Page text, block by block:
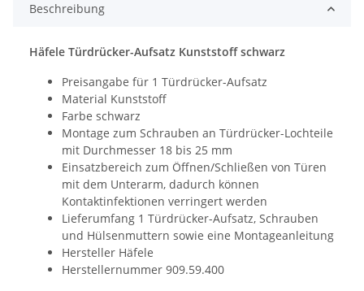
Beschreibung
Häfele Türdrücker-Aufsatz Kunststoff schwarz
Preisangabe für 1 Türdrücker-Aufsatz
Material Kunststoff
Farbe schwarz
Montage zum Schrauben an Türdrücker-Lochteile
mit Durchmesser 18 bis 25 mm
Einsatzbereich zum Öffnen/Schließen von Türen
mit dem Unterarm, dadurch können
Kontaktinfektionen verringert werden
Lieferumfang 1 Türdrücker-Aufsatz, Schrauben
und Hülsenmuttern sowie eine Montageanleitung
Hersteller Häfele
Herstellernummer 909.59.400